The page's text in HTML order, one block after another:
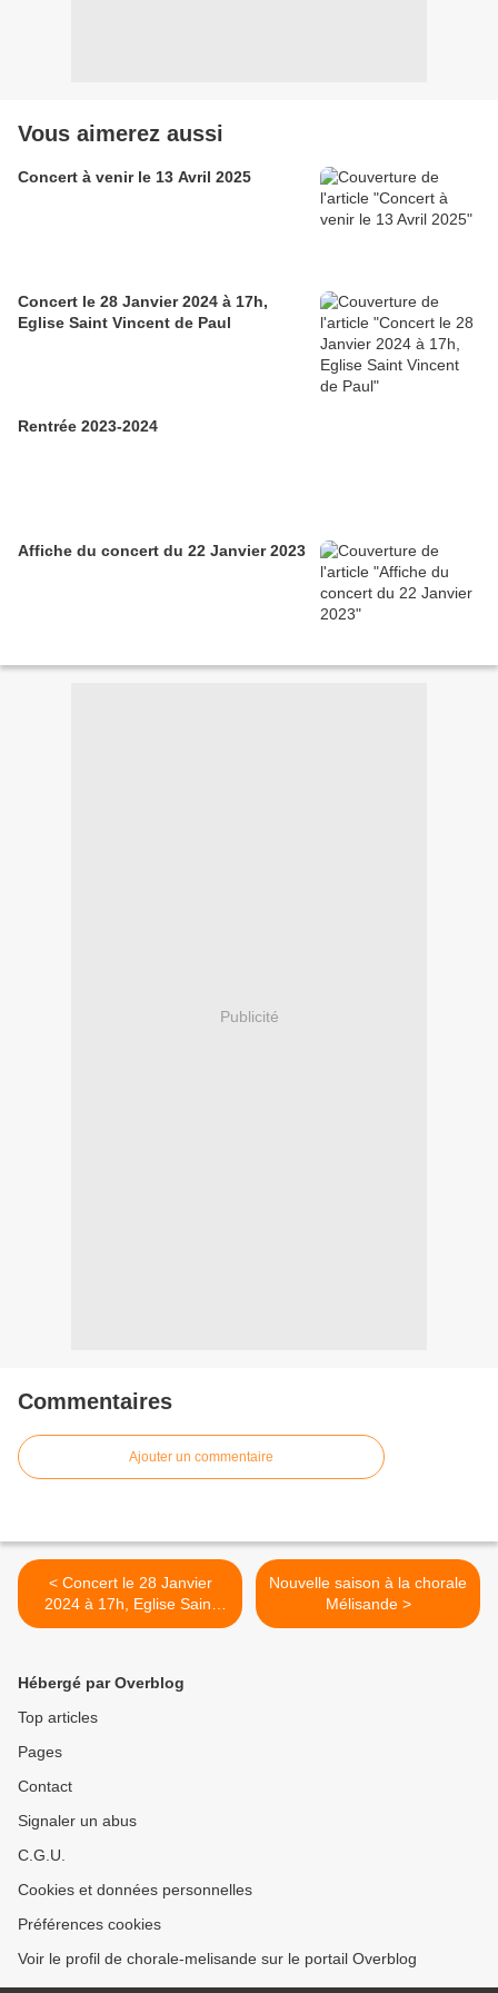
Vous aimerez aussi
Concert à venir le 13 Avril 2025
Concert le 28 Janvier 2024 à 17h,
Eglise Saint Vincent de Paul
Rentrée 2023-2024
Affiche du concert du 22 Janvier 2023
Publicité
Commentaires
Ajouter un commentaire
< Concert le 28 Janvier
2024 à 17h, Eglise Saint
Vincent de Paul
Nouvelle saison à la chorale
Mélisande >
Hébergé par Overblog
Top articles
Pages
Contact
Signaler un abus
C.G.U.
Cookies et données personnelles
Préférences cookies
Voir le profil de chorale-melisande sur le portail Overblog